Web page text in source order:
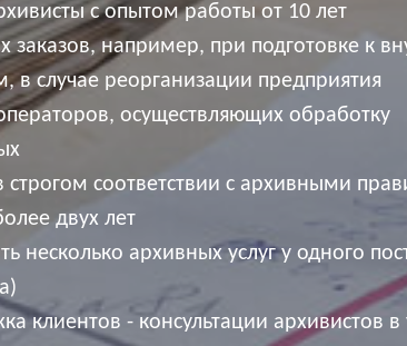
с опытом работы от 10 лет
заказов, например, при подготовке к
случае реорганизации предприятия
осуществляющих обработку
соответствии с архивными
двух лет
несколько архивных услуг у одного
клиентов - консультации архивистов